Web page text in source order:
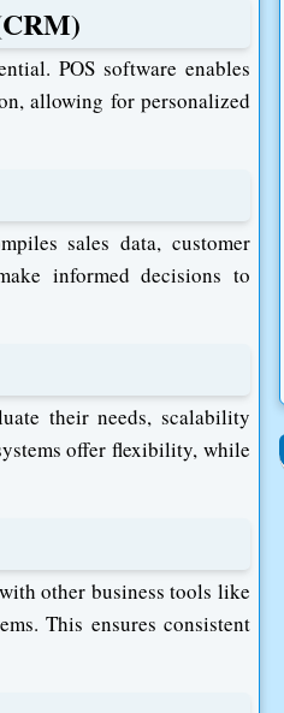
POS software enables
allowing for personalized
sales data, customer
informed decisions to
their needs, scalability
offer flexibility, while
other business tools like
This ensures consistent